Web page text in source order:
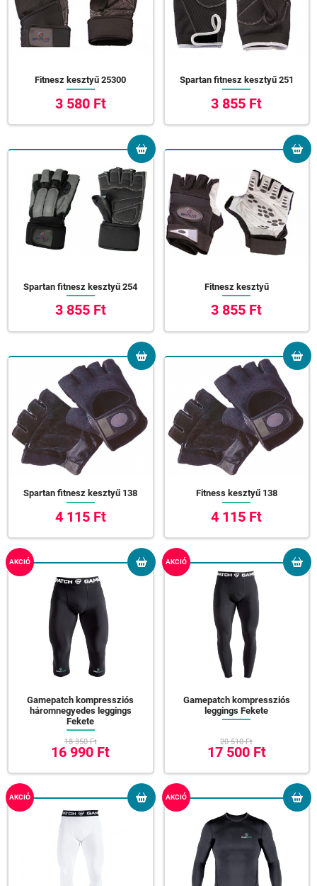
Fitnesz kesztyű 25300
3 580 Ft
Spartan fitnesz kesztyű 251
3 855 Ft
Spartan fitnesz kesztyű 254
3 855 Ft
Fitnesz kesztyű
3 855 Ft
Spartan fitnesz kesztyű 138
4 115 Ft
Fitness kesztyű 138
4 115 Ft
AKCIÓ
Gamepatch kompressziós
háromnegyedes leggings
Fekete
18 350 Ft
16 990 Ft
AKCIÓ
Gamepatch kompressziós
leggings Fekete
20 510 Ft
17 500 Ft
AKCIÓ AKCIÓ